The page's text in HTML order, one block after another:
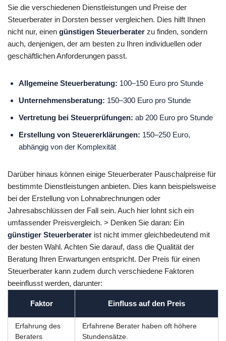
Sie die verschiedenen Dienstleistungen und Preise der
Steuerberater in Dorsten besser vergleichen. Dies hilft Ihnen
nicht nur, einen günstigen Steuerberater zu finden, sondern
auch, denjenigen, der am besten zu Ihren individuellen oder
geschäftlichen Anforderungen passt.
Allgemeine Steuerberatung: 100–150 Euro pro Stunde
Unternehmensberatung: 150–300 Euro pro Stunde
Vertretung bei Steuerprüfungen: ab 200 Euro pro Stunde
Erstellung von Steuererklärungen: 150–250 Euro,
abhängig von der Komplexität
Darüber hinaus können einige Steuerberater Pauschalpreise für
bestimmte Dienstleistungen anbieten. Dies kann beispielsweise
bei der Erstellung von Lohnabrechnungen oder
Jahresabschlüssen der Fall sein. Auch hier lohnt sich ein
umfassender Preisvergleich. > Denken Sie daran: Ein
günstiger Steuerberater ist nicht immer gleichbedeutend mit
der besten Wahl. Achten Sie darauf, dass die Qualität der
Beratung Ihren Erwartungen entspricht. Der Preis für einen
Steuerberater kann zudem durch verschiedene Faktoren
beeinflusst werden, darunter:
Faktor Einfluss auf den Preis
Erfahrung des
Beraters
Erfahrene Berater haben oft höhere
Stundensätze.